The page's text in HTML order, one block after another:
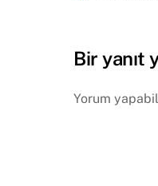
Bir yanıt
Yorum